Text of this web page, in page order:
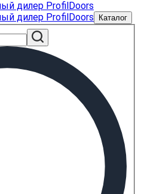
Каталог